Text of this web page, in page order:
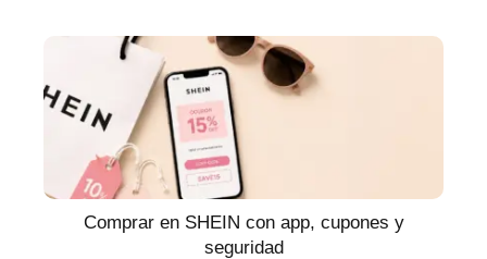
Comprar en SHEIN con app, cupones y
seguridad